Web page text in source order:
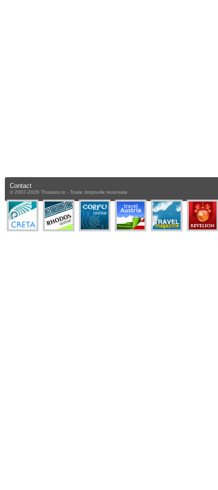
Contact
© 2007-2026 Thassos.ro - Toate drepturile rezervate